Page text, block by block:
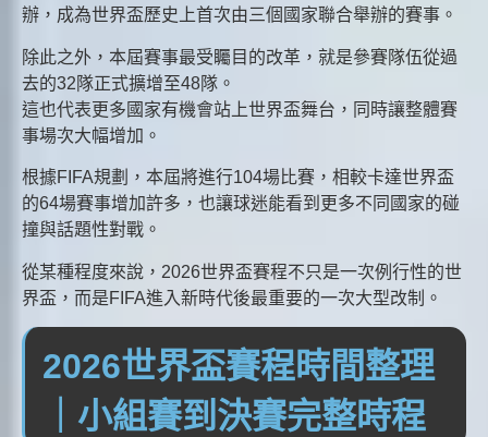
辦，成為世界盃歷史上首次由三個國家聯合舉辦的賽事。
除此之外，本屆賽事最受矚目的改革，就是參賽隊伍從過
去的32隊正式擴增至48隊。
這也代表更多國家有機會站上世界盃舞台，同時讓整體賽
事場次大幅增加。
根據FIFA規劃，本屆將進行104場比賽，相較卡達世界盃
的64場賽事增加許多，也讓球迷能看到更多不同國家的碰
撞與話題性對戰。
從某種程度來說，2026世界盃賽程不只是一次例行性的世
界盃，而是FIFA進入新時代後最重要的一次大型改制。
2026世界盃賽程時間整理
｜小組賽到決賽完整時程